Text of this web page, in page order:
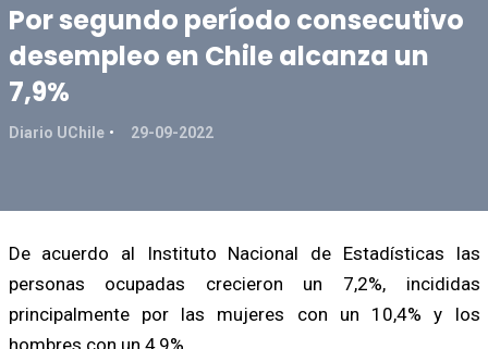
Por segundo período consecutivo
desempleo en Chile alcanza un
7,9%
Diario UChile 29-09-2022
De acuerdo al Instituto Nacional de Estadísticas las
personas ocupadas crecieron un 7,2%, incididas
principalmente por las mujeres con un 10,4% y los
hombres con un 4,9%.